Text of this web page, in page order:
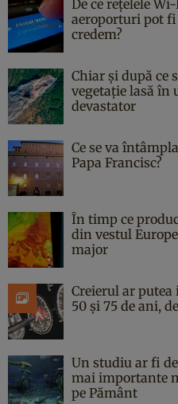
De ce rețelele
aeroporturi pot fi
credem?
Chiar și după ce
vegetație lasă în
devastator
Ce se va
Papa Francisc?
În timp ce
din vestul
major
Creierul ar
50 și 75 de ani,
Un studiu ar fi
mai importante
pe Pământ